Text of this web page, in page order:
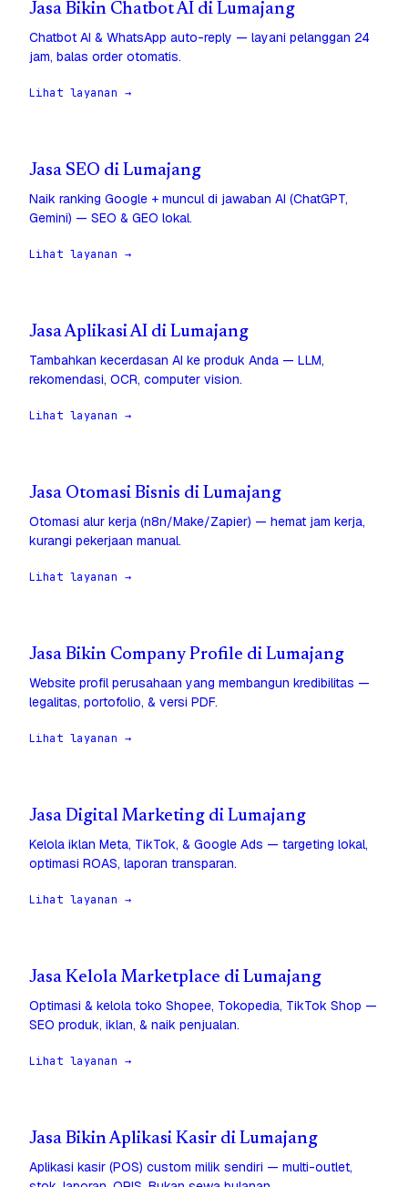
Jasa Bikin Chatbot AI di Lumajang
Chatbot AI & WhatsApp auto-reply — layani pelanggan 24
jam, balas order otomatis.
Lihat layanan →
Jasa SEO di Lumajang
Naik ranking Google + muncul di jawaban AI (ChatGPT,
Gemini) — SEO & GEO lokal.
Lihat layanan →
Jasa Aplikasi AI di Lumajang
Tambahkan kecerdasan AI ke produk Anda — LLM,
rekomendasi, OCR, computer vision.
Lihat layanan →
Jasa Otomasi Bisnis di Lumajang
Otomasi alur kerja (n8n/Make/Zapier) — hemat jam kerja,
kurangi pekerjaan manual.
Lihat layanan →
Jasa Bikin Company Profile di Lumajang
Website profil perusahaan yang membangun kredibilitas —
legalitas, portofolio, & versi PDF.
Lihat layanan →
Jasa Digital Marketing di Lumajang
Kelola iklan Meta, TikTok, & Google Ads — targeting lokal,
optimasi ROAS, laporan transparan.
Lihat layanan →
Jasa Kelola Marketplace di Lumajang
Optimasi & kelola toko Shopee, Tokopedia, TikTok Shop —
SEO produk, iklan, & naik penjualan.
Lihat layanan →
Jasa Bikin Aplikasi Kasir di Lumajang
Aplikasi kasir (POS) custom milik sendiri — multi-outlet,